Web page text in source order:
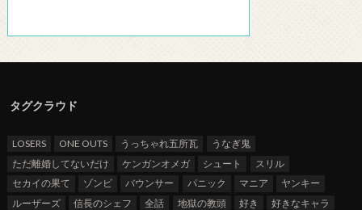
タグクラウド
LOSERS ONE OUTS うっちゃれ五所瓦
うなぎ鬼
ただ離婚してないだけ
ケンガンオメガ シュート
スリル
セカイの果て
ゾンビ バウンサー パニック マニア
ヤンキー
ルーザーズ
信長のシェフ 全話 地獄の教頭 好き
好きなキャラ